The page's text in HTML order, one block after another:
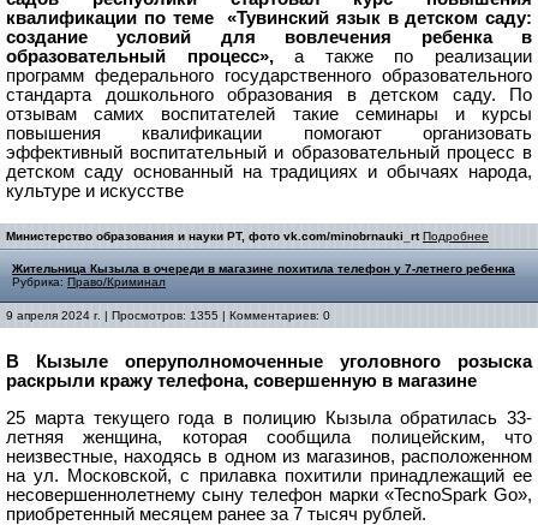
квалификации по теме «Тувинский язык в детском саду:
создание условий для вовлечения ребенка в
образовательный процесс»,а также по реализации
программ федерального государственного образовательного
стандарта дошкольного образования в детском саду.
По
отзывам самих воспитателей такие семинары и курсы
повышения квалификации помогают организовать
эффективный воспитательный и образовательный процесс в
детском саду основанный на традициях и обычаях народа,
культуре и искусстве
Министерство образования и науки РТ, фото vk.com/minobrnauki_rt Подробнее
Жительница Кызыла в очереди в магазине похитила телефон у 7-летнего ребенка
Рубрика: Право/Криминал
9 апреля 2024 г. | Просмотров: 1355 | Комментариев: 0
В Кызыле оперуполномоченные уголовного розыска
раскрыли кражу телефона, совершенную в магазине
25 марта текущего года в полицию Кызыла обратилась 33-
летняя женщина, которая сообщила полицейским, что
неизвестные, находясь в одном из магазинов, расположенном
на ул. Московской, с прилавка похитили принадлежащий ее
несовершеннолетнему сыну телефон марки «TecnoSpark Go»,
приобретенный месяцем ранее за 7 тысяч рублей.